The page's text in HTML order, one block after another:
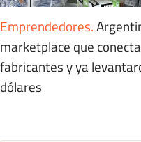
Emprendedores.
marketplace que
fabricantes y ya
dólares